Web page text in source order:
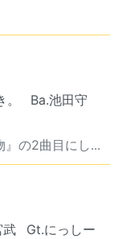
Ba.池田守
』の2曲目にし...
武
Gt.にっしー